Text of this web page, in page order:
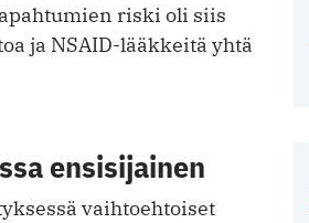
riski oli siis
ja NSAID-lääkkeitä yhtä
ensisijainen
vaihtoehtoiset